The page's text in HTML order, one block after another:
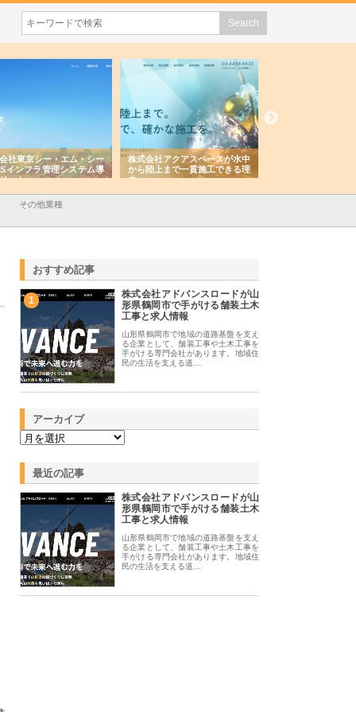
会社アクアスペースが水中
陸上まで一貫施工できる理
株式会社地盤調査事務所が選ば
れ続ける理由と建設コンサルの
強み
その他業種
おすすめ記事
1
株式会社アドバンスロードが山
形県鶴岡市で手がける舗装土木
工事と求人情報
山形県鶴岡市で地域の道路基盤を支え
る企業として、舗装工事や土木工事を
手がける専門会社があります。地域住
民の生活を支える道…
アーカイブ
最近の記事
株式会社アドバンスロードが山
形県鶴岡市で手がける舗装土木
工事と求人情報
山形県鶴岡市で地域の道路基盤を支え
る企業として、舗装工事や土木工事を
手がける専門会社があります。地域住
民の生活を支える道…